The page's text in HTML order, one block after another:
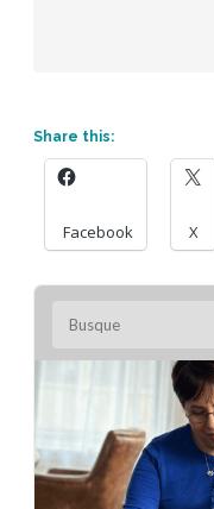
Share this:
Facebook X